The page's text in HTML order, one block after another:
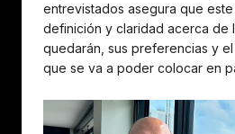
entrevistados asegura que este
definición y claridad acerca de
quedarán, sus preferencias y
que se va a poder colocar en